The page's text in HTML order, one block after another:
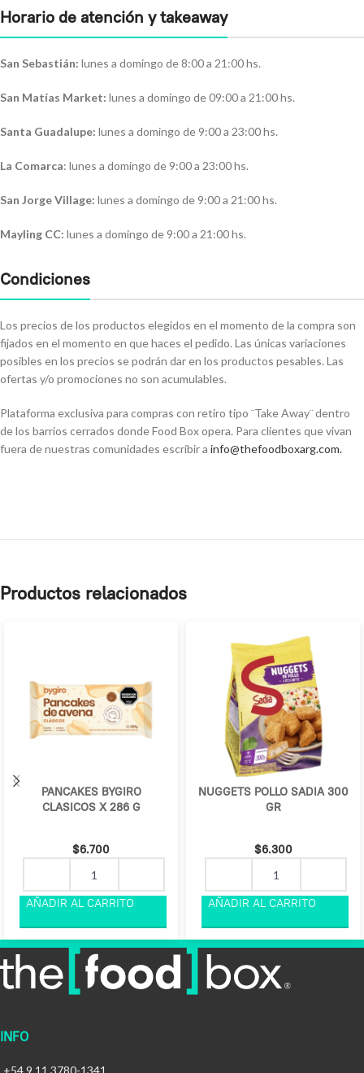
Horario de atención y takeaway
San Sebastián: lunes a domingo de 8:00 a 21:00 hs.
San Matías Market: lunes a domingo de 09:00 a 21:00 hs.
Santa Guadalupe: lunes a domingo de 9:00 a 23:00 hs.
La Comarca: lunes a domingo de 9:00 a 23:00 hs.
San Jorge Village: lunes a domingo de 9:00 a 21:00 hs.
Mayling CC: lunes a domingo de 9:00 a 21:00 hs.
Condiciones
Los precios de los productos elegidos en el momento de la compra son
fijados en el momento en que haces el pedido. Las únicas variaciones
posibles en los precios se podrán dar en los productos pesables. Las
ofertas y/o promociones no son acumulables.
Plataforma exclusiva para compras con retiro tipo ¨Take Away¨ dentro
de los barrios cerrados donde Food Box opera. Para clientes que vivan
fuera de nuestras comunidades escribir a info@thefoodboxarg.com.
Productos relacionados
PANCAKES BYGIRO
CLASICOS X 286 G
$6.700
NUGGETS POLLO SADIA 300
GR
$6.300
INFO